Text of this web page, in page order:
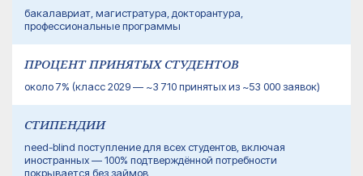
бакалавриат, магистратура, докторантура,
профессиональные программы
ПРОЦЕНТ ПРИНЯТЫХ СТУДЕНТОВ
около 7% (класс 2029 — ~3 710 принятых из ~53 000 заявок)
СТИПЕНДИИ
need-blind поступление для всех студентов, включая
иностранных — 100% подтверждённой потребности
покрывается без займов